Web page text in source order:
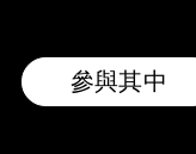
參與其中